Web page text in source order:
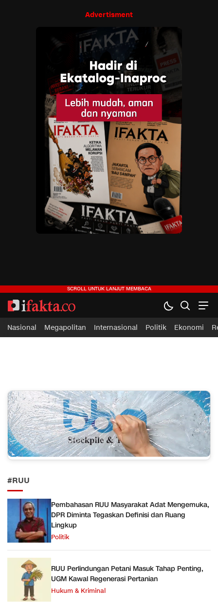
Advertisment
ifakta.co
#pastibenar
Nasional Megapolitan Internasional Politik Ekonomi
#RUU
Pembahasan RUU Masyarakat Adat Mengemuka,
DPR Diminta Tegaskan Definisi dan Ruang
Lingkup
Politik
RUU Perlindungan Petani Masuk Tahap Penting,
UGM Kawal Regenerasi Pertanian
Hukum & Kriminal